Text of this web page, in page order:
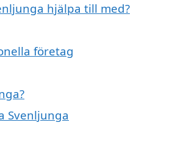
hjälpa till med?
företag
Svenljunga